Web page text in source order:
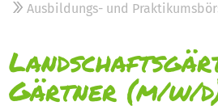
Ausbildungs- und
Gärtner (m/w/